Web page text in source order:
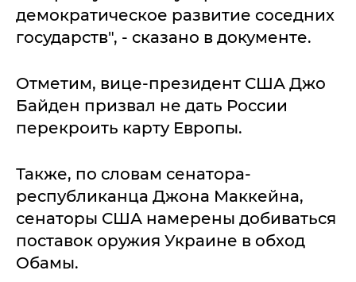
демократическое развитие соседних
государств", - сказано в документе.
Отметим, вице-президент США Джо
Байден призвал не дать России
перекроить карту Европы.
Также, по словам сенатора-
республиканца Джона Маккейна,
сенаторы США намерены добиваться
поставок оружия Украине в обход
Обамы.